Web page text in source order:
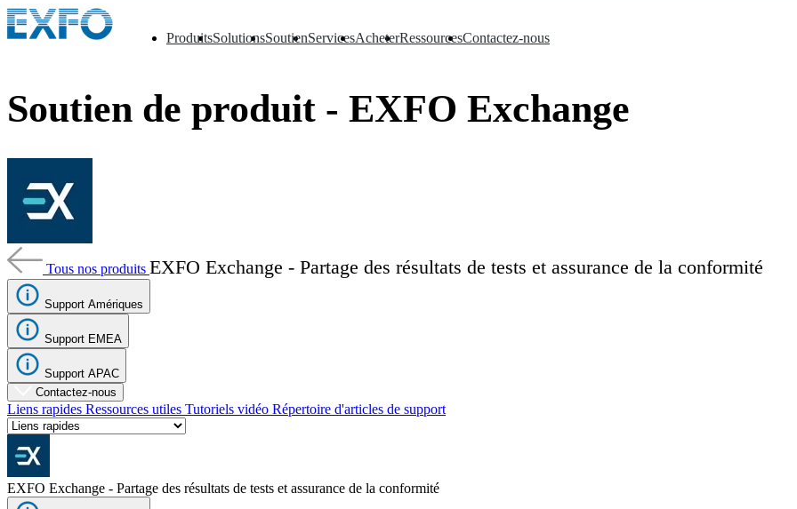
Produits
▼ Solutions
▼ Soutien
▼ Services
▼ Acheter
▼ Ressources
▼ Contactez-nous
▼
Produits
Soutien
Services
Acheter
Ressources
Contactez-
nous
S'enregistrer
Se
connecter
Entreprise
Emploi
Partenaires
Fournisseurs
Soutien de produit - EXFO Exchange
Tous nos produits EXFO Exchange - Partage des résultats de tests et assurance de la conformité
Support Amériques
Support EMEA
Support APAC
Contactez-nous
Liens rapides Ressources utiles Tutoriels vidéo Répertoire d'articles de support
EXFO Exchange - Partage des résultats de tests et assurance de la conformité